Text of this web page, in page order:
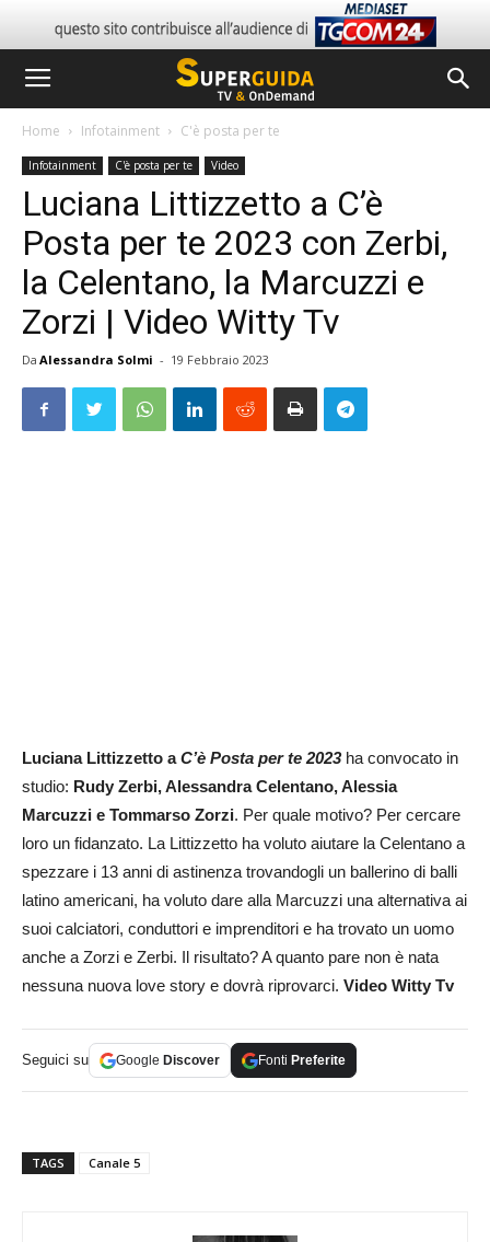
Home Infotainment C'è posta per te
Infotainment C'è posta per te Video
Luciana Littizzetto a C’è
Posta per te 2023 con Zerbi,
la Celentano, la Marcuzzi e
Zorzi | Video Witty Tv
Da Alessandra Solmi - 19 Febbraio 2023
Luciana Littizzetto aC’è Posta per te 2023ha convocato in
studio: Rudy Zerbi, Alessandra Celentano, Alessia
Marcuzzi e Tommarso Zorzi. Per quale motivo? Per cercare
loro un fidanzato. La Littizzetto ha voluto aiutare la Celentano a
spezzare i 13 anni di astinenza trovandogli un ballerino di balli
latino americani, ha voluto dare alla Marcuzzi una alternativa ai
suoi calciatori, conduttori e imprenditori e ha trovato un uomo
anche a Zorzi e Zerbi. Il risultato? A quanto pare non è nata
nessuna nuova love story e dovrà riprovarci. Video Witty Tv
Seguici su Google Discover Fonti Preferite
TAGS Canale 5